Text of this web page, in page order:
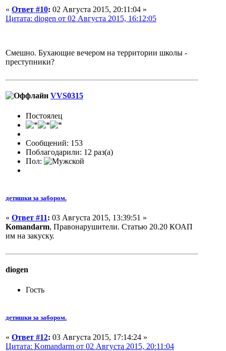
« Ответ #10: 02 Августа 2015, 20:11:04 »
Цитата: diogen от 02 Августа 2015, 16:12:05
Смешно. Бухающие вечером на территории школы -
преступники?
VVS0315
Постоялец
Сообщений: 153
Поблагодарили: 12 раз(а)
Пол:
детишки за забором.
« Ответ #11: 03 Августа 2015, 13:39:51 »
Komandarm, Правонарушители. Статью 20.20 КОАП
им на закуску.
diogen
Гость
детишки за забором.
« Ответ #12: 03 Августа 2015, 17:14:24 »
Цитата: Komandarm от 02 Августа 2015, 20:11:04